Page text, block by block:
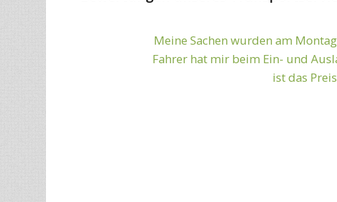
Meine Sachen wurden am
Fahrer hat mir beim Ein- und
ist das
Zuverlässig und